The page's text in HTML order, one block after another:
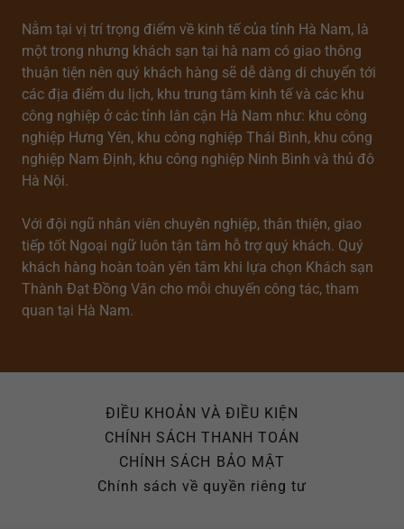
Nằm tại vị trí trọng điểm về kinh tế của tỉnh Hà Nam, là
một trong nhưng khách sạn tại hà nam có giao thông
thuận tiện nên quý khách hàng sẽ dễ dàng di chuyển tới
các địa điểm du lịch, khu trung tâm kinh tế và các khu
công nghiệp ở các tỉnh lân cận Hà Nam như: khu công
nghiệp Hưng Yên, khu công nghiệp Thái Bình, khu công
nghiệp Nam Định, khu công nghiệp Ninh Bình và thủ đô
Hà Nội.
Với đội ngũ nhân viên chuyên nghiệp, thân thiện, giao
tiếp tốt Ngoại ngữ luôn tận tâm hỗ trợ quý khách. Quý
khách hàng hoàn toàn yên tâm khi lựa chọn Khách sạn
Thành Đạt Đồng Văn cho mỗi chuyến công tác, tham
quan tại Hà Nam.
ĐIỀU KHOẢN VÀ ĐIỀU KIỆN
CHÍNH SÁCH THANH TOÁN
CHÍNH SÁCH BẢO MẬT
Chính sách về quyền riêng tư